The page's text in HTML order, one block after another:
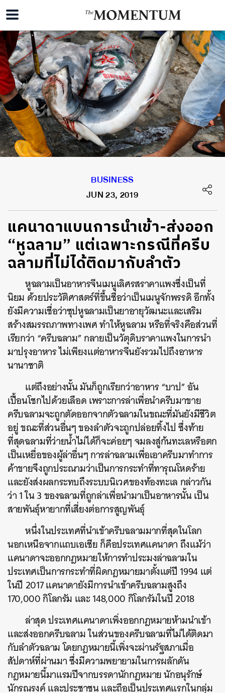
BUSINESS
JUN 23, 2019
แคนาดาแบนการนำเข้า-ส่งออก
“หูฉลาม” แต่เฉพาะกรณีที่ครีบ
ฉลามที่ไม่ได้ติดมากับลำตัว
หูฉลามเป็นอาหารจีนเมนูเลิศรสราคาแพงซึ่งเป็นที่
นิยม ด้วยประวัติศาสตร์ที่ขึ้นชื่อว่าเป็นเมนูจักพรรดิ อีกทั้ง
ยังมีความเชื่อว่าซุปหูฉลามเป็นยาอายุวัฒนะและเสริม
สร้างสมรรถภาพทางเพศ ทำให้หูฉลาม หรือที่จริงคือส่วนที่
เรียกว่า “ครีบฉลาม” กลายเป็นวัตุดิบราคาแพงในการนำ
มาปรุงอาหาร ไม่เพียงแต่อาหารจีนยังรวมไปถึงอาหาร
นานาชาติ
แต่ถึงอย่างนั้น มันก็ถูกเรียกว่าอาหาร “บาป” อัน
เปื้อนโชกไปด้วยเลือด เพราะการล่าเพื่อนำครีบมาขาย
ครีบฉลามจะถูกตัดออกจากตัวฉลามในขณะที่มันยังมีชีวิต
อยู่ ขณะที่ส่วนอื่นๆ ของลำตัวจะถูกปล่อยทิ้งไป ซึ่งท้าย
ที่สุดฉลามที่ว่ายน้ำไม่ได้ก็จะค่อยๆ จมลงสู่ก้นทะเลหรือตก
เป็นเหยื่อของผู้ล่าอื่นๆ การล่าฉลามเพื่อเอาครีบมาทำการ
ค้าขายจึงถูกประณามว่าเป็นการกระทำที่ทารุณโหดร้าย
และยังส่งผลกระทบถึงระบบนิเวศของท้องทะเล กล่าวกัน
ว่า 1 ใน 3 ของฉลามที่ถูกล่าเพื่อนำมาเป็นอาหารนั้น เป็น
สายพันธุ์หายากที่เสี่ยงต่อการสูญพันธุ์
หนึ่งในประเทศที่นำเข้าครีบฉลามมากที่สุดในโลก
นอกเหนือจากแถบเอเชีย ก็คือประเทศแคนาดา ถึงแม้ว่า
แคนาดาจะออกกฎหมายให้การทำประมงล่าฉลามใน
ประเทศเป็นการกระทำที่ผิดกฎหมายมาตั้งแต่ปี 1994 แต่
ในปี 2017 แคนาดายังมีการนำเข้าครีบฉลามสูงถึง
170,000 กิโลกรัม และ 148,000 กิโลกรัมในปี 2018
ล่าสุด ประเทศแคนาดาเพิ่งออกกฎหมายห้ามนำเข้า
และส่งออกครีบฉลาม ในส่วนของครีบฉลามที่ไม่ได้ติดมา
กับลำตัวฉลาม โดยกฎหมายนี้เพิ่งจะผ่านรัฐสภาเมื่อ
สัปดาห์ที่ผ่านมา ซึ่งมีความพยายามในการผลักดัน
กฎหมายนี้มาแรมปีจากบรรดานักกฎหมาย นักอนุรักษ์
นักรณรงค์ และประชาชน และถือเป็นประเทศแรกในกลุ่ม